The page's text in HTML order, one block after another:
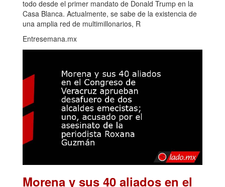
todo desde el primer mandato de Donald Trump en la
Casa Blanca. Actualmente, se sabe de la existencia de
una amplia red de multimillonarios, R
Entresemana.mx
Morena y sus 40 aliados en el